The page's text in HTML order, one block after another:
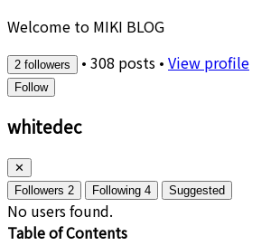
Welcome to MIKI BLOG
2 followers • 308 posts • View profile
Follow
whitedec
✕
Followers 2 Following 4 Suggested
No users found.
Table of Contents